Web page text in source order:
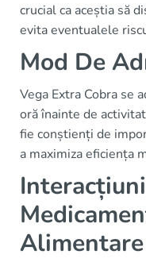
crucial ca aceștia să
evita eventualele
Mod De
Vega Extra Cobra se
oră înainte de
fie conștienți de
a maximiza eficiența
Interacțiuni
Alimentare